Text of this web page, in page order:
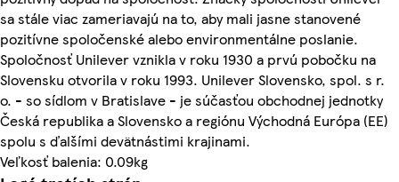
sa stále viac zameriavajú na to, aby mali jasne stanovené
pozitívne spoločenské alebo environmentálne poslanie.
Spoločnosť Unilever vznikla v roku 1930 a prvú pobočku na
Slovensku otvorila v roku 1993. Unilever Slovensko, spol. s r.
o. - so sídlom v Bratislave - je súčasťou obchodnej jednotky
Česká republika a Slovensko a regiónu Východná Európa (EE)
spolu s ďalšími devätnástimi krajinami.
Veľkosť balenia: 0.09kg